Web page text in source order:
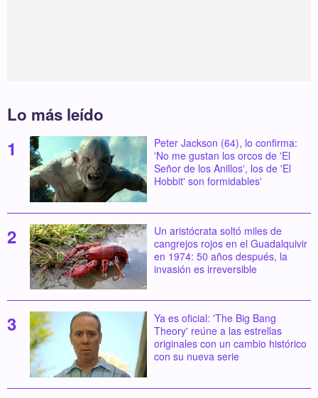
Lo más leído
Peter Jackson (64), lo confirma:
'No me gustan los orcos de 'El
Señor de los Anillos', los de 'El
Hobbit' son formidables'
Un aristócrata soltó miles de
cangrejos rojos en el Guadalquivir
en 1974: 50 años después, la
invasión es irreversible
Ya es oficial: 'The Big Bang
Theory' reúne a las estrellas
originales con un cambio histórico
con su nueva serie